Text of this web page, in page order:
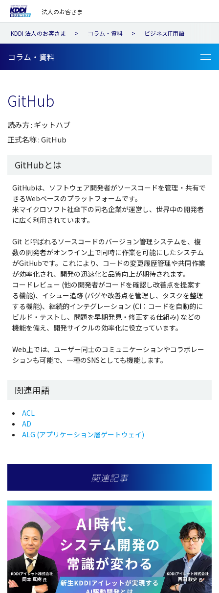
法人のお客さま
KDDI 法人のお客さま コラム・資料 ビジネスIT用語
コラム・資料
GitHub
読み方 : ギットハブ
正式名称 : GitHub
GitHubとは
GitHubは、ソフトウェア開発者がソースコードを管理・共有で
きるWebベースのプラットフォームです。
米マイクロソフト社傘下の同名企業が運営し、世界中の開発者
に広く利用されています。
Git と呼ばれるソースコードのバージョン管理システムを、複
数の開発者がオンライン上で同時に作業を可能にしたシステム
がGitHubです。これにより、コードの変更履歴管理や共同作業
が効率化され、開発の迅速化と品質向上が期待されます。
コードレビュー (他の開発者がコードを確認し改善点を提案す
る機能)、イシュー追跡 (バグや改善点を管理し、タスクを整理
する機能)、継続的インテグレーション (CI：コードを自動的に
ビルド・テストし、問題を早期発見・修正する仕組み) などの
機能を備え、開発サイクルの効率化に役立っています。
Web上では、ユーザー同士のコミュニケーションやコラボレー
ションも可能で、一種のSNSとしても機能します。
関連用語
ACL
AD
ALG (アプリケーション層ゲートウェイ)
関連記事